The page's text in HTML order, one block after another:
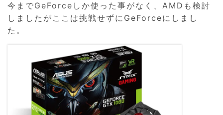
今までGeForceしか使った事がなく、AMDも検討
しましたがここは挑戦せずにGeForceにしまし
た。